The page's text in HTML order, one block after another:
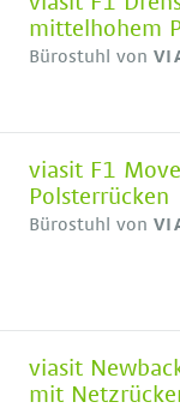
mittelhohem
Bürostuhl von
viasit F1
Polsterrücken
Bürostuhl von
viasit
mit